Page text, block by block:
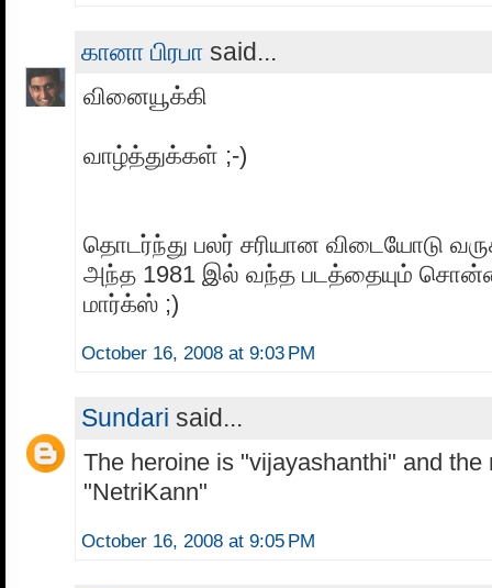
கானா பிரபா said...
வினையூக்கி
வாழ்த்துக்கள் ;-)
தொடர்ந்து பலர் சரியான விடையோடு
அந்த 1981 இல் வந்த படத்தையும்
மார்க்ஸ் ;)
October 16, 2008 at 9:03 PM
Sundari said...
The heroine is "vijayashanthi" and the
"NetriKann"
October 16, 2008 at 9:05 PM